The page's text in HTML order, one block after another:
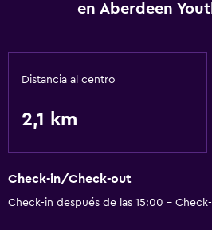
en Aberdeen
Distancia al centro
2,1 km
Check-in/Check-out
Check-in después de las 15:00 -